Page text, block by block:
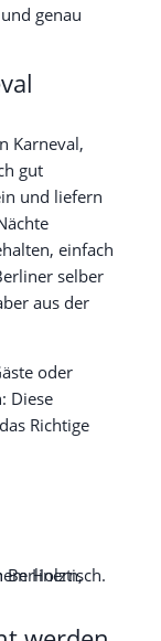
genau
Karneval,
gut
und liefern
einfach
selber
aus der
oder
Diese
Richtige